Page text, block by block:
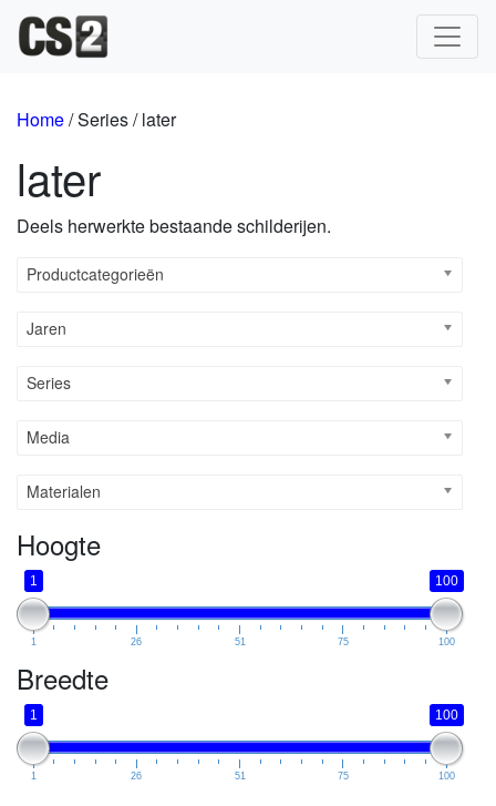
Hoofdnavigatie
Home/ Series / later
later
Deels herwerkte bestaande schilderijen.
Productcategorieën
Jaren
Series
Media
Materialen
Hoogte
1 100
1 26 51 75 100
Breedte
1 100
1 26 51 75 100